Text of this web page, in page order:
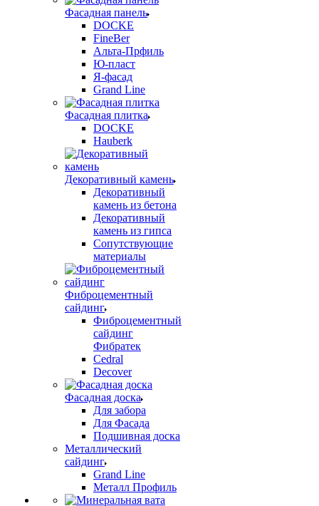
Фасадная панель
DOCKE
FineBer
Альта-Прфиль
Ю-пласт
Я-фасад
Grand Line
Фасадная плитка
DOCKE
Hauberk
Декоративный камень
Декоративный
камень из бетона
Декоративный
камень из гипса
Сопутствующие
материалы
Фиброцементный
сайдинг
Фиброцементный
сайдинг
Фибратек
Cedral
Decover
Фасадная доска
Для забора
Для Фасада
Подшивная доска
Металлический
сайдинг
Grand Line
Металл Профиль